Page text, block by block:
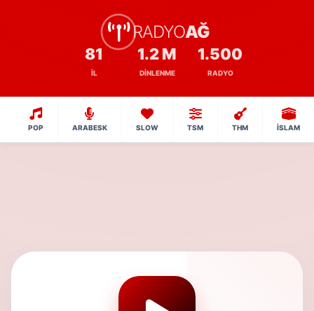
RADYOAĞ
81
İL
1.2 M
DINLENME
1.500
RADYO
POP ARABESK SLOW TSM THM İSLAM